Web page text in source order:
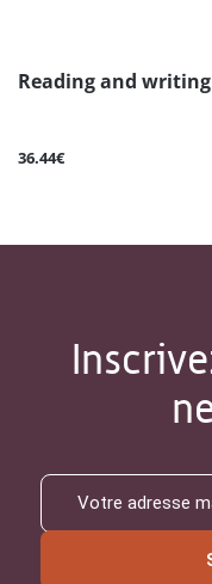
Reading and writing
36.44€